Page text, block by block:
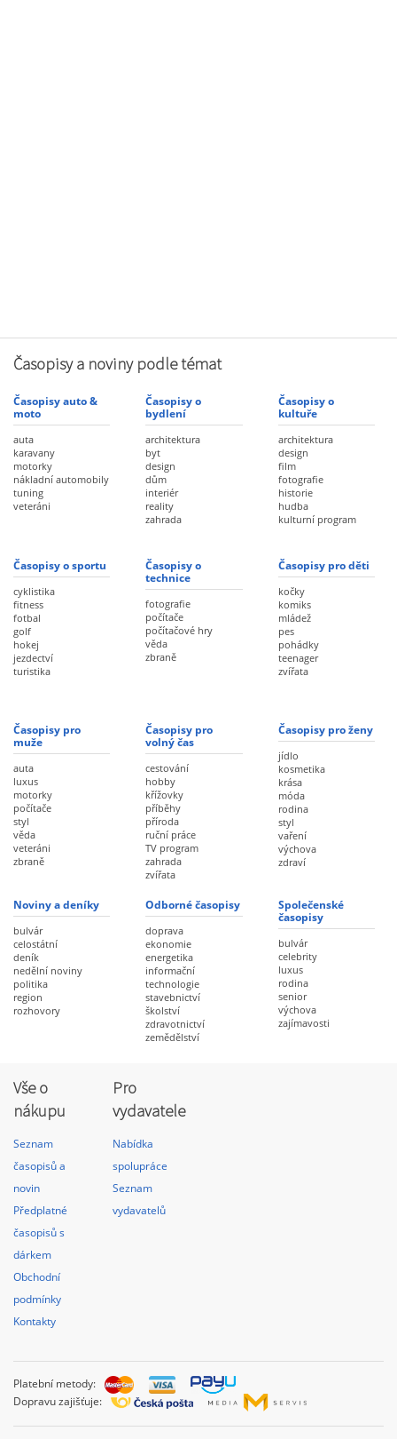
Časopisy a noviny podle témat
Časopisy auto &
moto
auta
karavany
motorky
nákladní automobily
tuning
veteráni
Časopisy o
bydlení
architektura
byt
design
dům
interiér
reality
zahrada
Časopisy o
kultuře
architektura
design
film
fotografie
historie
hudba
kulturní program
Časopisy o sportu
cyklistika
fitness
fotbal
golf
hokej
jezdectví
turistika
Časopisy o
technice
fotografie
počítače
počítačové hry
věda
zbraně
Časopisy pro děti
kočky
komiks
mládež
pes
pohádky
teenager
zvířata
Časopisy pro
muže
auta
luxus
motorky
počítače
styl
věda
veteráni
zbraně
Časopisy pro
volný čas
cestování
hobby
křížovky
příběhy
příroda
ruční práce
TV program
zahrada
zvířata
Časopisy pro ženy
jídlo
kosmetika
krása
móda
rodina
styl
vaření
výchova
zdraví
Noviny a deníky
bulvár
celostátní
deník
nedělní noviny
politika
region
rozhovory
Odborné časopisy
doprava
ekonomie
energetika
informační
technologie
stavebnictví
školství
zdravotnictví
zemědělství
Společenské
časopisy
bulvár
celebrity
luxus
rodina
senior
výchova
zajímavosti
Vše o
nákupu
Seznam
časopisů a
novin
Předplatné
časopisů s
dárkem
Obchodní
podmínky
Kontakty
Pro
vydavatele
Nabídka
spolupráce
Seznam
vydavatelů
Platební metody:
Dopravu zajišťuje: